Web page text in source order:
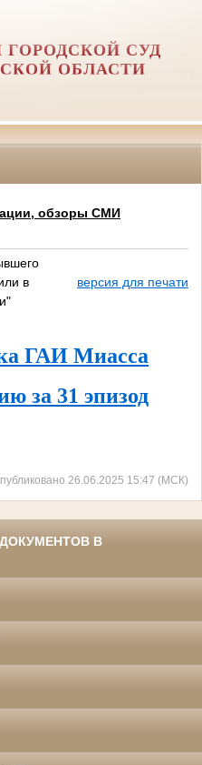
СУД
ОБЛАСТИ
обзоры СМИ
в
версия для печати
ГАИ Миасса
за 31 эпизод
26.06.2025 15:47 (МСК)
В